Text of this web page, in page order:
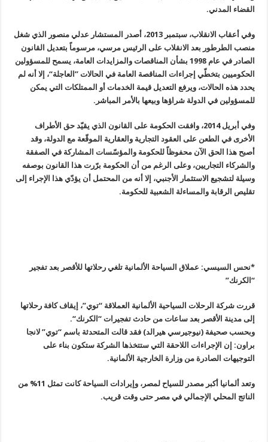
القضاء المدني.
وفي أعقاب الانقلاب، سبتمبر 2013، أصدر المستشار عدلي منصور الذي شغل
منصب الطرطور بعد الانقلاب على الرئيس مرسي، مرسوماً بتعديل القانون
الصادر في عام 1998 بشأن المناقصات والمزايدات العامة، يسمح للمسؤولين
الحكوميين بتخطّي إجراءات المناقصة العامة في الحالات ”العاجلة“، إلا أنه لم
يحدد هذه الحالات، ويرفع التعديل قيمة الخدمات أو الممتلكات التي يمكن
للمسؤولين في الدولة شراؤها وبيعها بالأمر المباشر .
وفي أبريل 2014، وافقت الحكومة على القانون الذي يقيّد حق الأطراف
الأخرى في الطعن على العقود التجارية والعقارية الموقّعة مع الدولة، وقد
أصبح هذا الحق الآن محفوظاً للحكومة والمؤسّسات المشاركة في الصفقة
والشركاء التجاريين، وعلى الرغم من أن الحكومة برّرت هذا القانون بوصفه
وسيلة لتشجيع الاستثمار الأجنبي، إلا أنه من المحتمل أن يؤدّي هذا الإجراء إلى
تقليص الرقابة والمساءلة الشعبية للحكومة.
*نحس السيسي: عملاق السياحة الألمانية تلغي رحلاتها للأقصر بعد تفجير
“الكرنك”
قررت شركة الرحلات السياحية الألمانية العملاقة “توي”، إيقاف كافة رحلاتها
إلى مدينة الأقصر بعد ساعات من حادث تفجيرات “الكرنك“.
وبحسب صحيفة (نيوجيرسي هيرالد) فقد قالت المتحدثة باسم “توي” لانجا
براون: إن الإجراءات اللاحقة التي ستتخذها الشركة ستكون بناء على
التوجيهات الصادرة من وزارة الخارجية الألمانية.
وتعد ألمانيا أكبر مصدر للسياح لمصر، وإيرادات السياحة كانت تمثل 11% من
الناتج المحلي الإجمالي في مصر حتى وقت قريب.